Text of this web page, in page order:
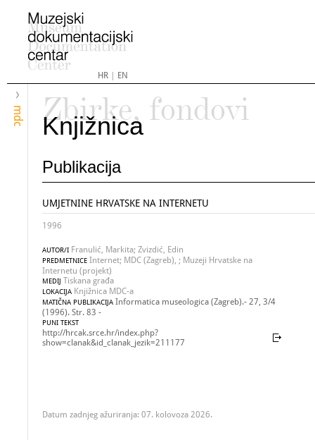
HR| EN
mdc
Zbirke, fondovi
Knjižnica
Publikacija
UMJETNINE HRVATSKE NA INTERNETU
1996
AUTOR/I Franulić, Markita; Zvizdić, Edin
PREDMETNICE Internet; MDC (Zagreb), ; Muzeji Hrvatske na
Internetu (projekt)
MEDIJ Tiskana građa
LOKACIJA Knjižnica MDC-a
MATIČNA PUBLIKACIJA Informatica museologica (Zagreb).- 27, 3/4
(1996). Str. 83 -
PUNI TEKST
http://hrcak.srce.hr/index.php?
show=clanak&id_clanak_jezik=211177
Datum zadnjeg ažuriranja: 07. kolovoza 2026.